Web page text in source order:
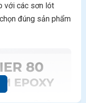
với các sơn lót
đúng sản phẩm